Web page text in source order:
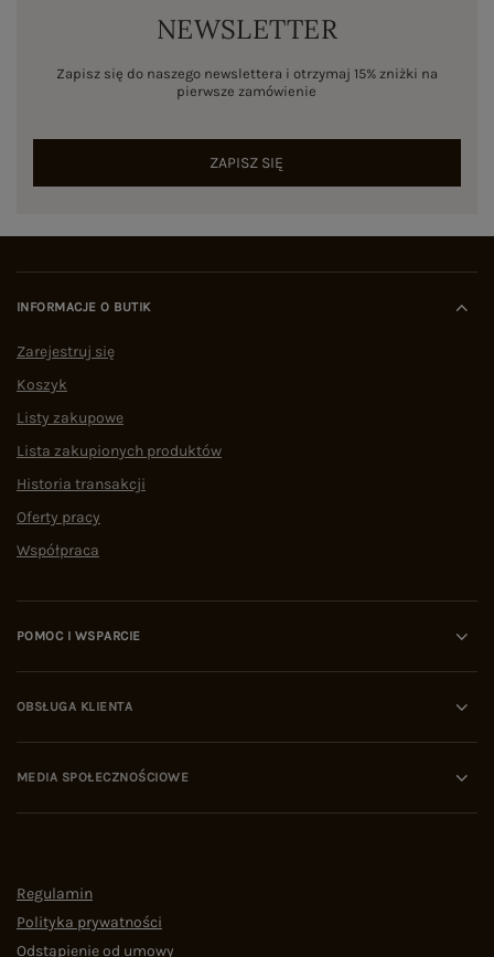
NEWSLETTER
Zapisz się do naszego newslettera i otrzymaj 15% zniżki na
pierwsze zamówienie
ZAPISZ SIĘ
INFORMACJE O BUTIK
Zarejestruj się
Koszyk
Listy zakupowe
Lista zakupionych produktów
Historia transakcji
Oferty pracy
Współpraca
POMOC I WSPARCIE
OBSŁUGA KLIENTA
MEDIA SPOŁECZNOŚCIOWE
Regulamin
Polityka prywatności
Odstąpienie od umowy